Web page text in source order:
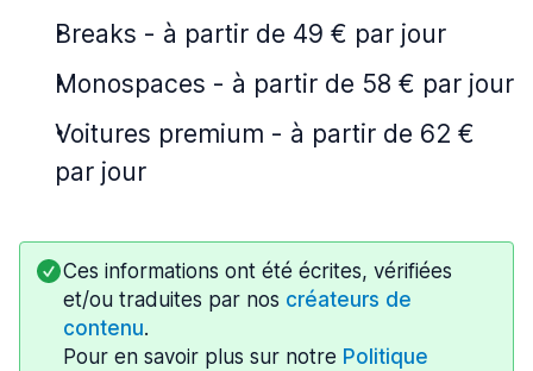
Breaks - à partir de 49 € par jour
Monospaces - à partir de 58 € par jour
Voitures premium - à partir de 62 €
par jour
Ces informations ont été écrites, vérifiées
et/ou traduites par nos créateurs de
contenu.
Pour en savoir plus sur notre Politique